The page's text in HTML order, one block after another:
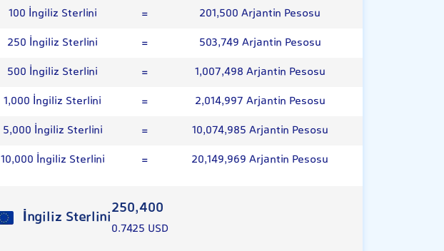
100 İngiliz Sterlini
=
201,500 Arjantin Pesosu
250 İngiliz Sterlini
=
503,749 Arjantin Pesosu
500 İngiliz Sterlini
=
1,007,498 Arjantin Pesosu
1,000 İngiliz Sterlini
=
2,014,997 Arjantin Pesosu
5,000 İngiliz Sterlini
=
10,074,985 Arjantin Pesosu
10,000 İngiliz Sterlini
= 20,149,969 Arjantin Pesosu
İngiliz Sterlini250,400
0.7425 USD